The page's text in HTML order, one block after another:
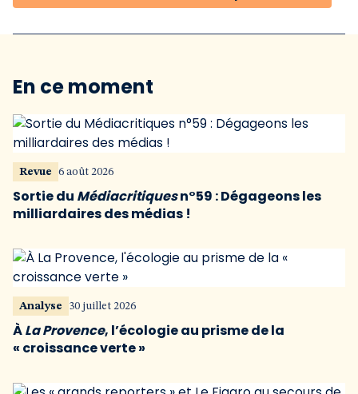
En ce moment
Revue 6 août 2026
Sortie du Médiacritiquesn°59 : Dégageons les
milliardaires des médias !
Analyse 30 juillet 2026
ÀLa Provence, l’écologie au prisme de la
« croissance verte »